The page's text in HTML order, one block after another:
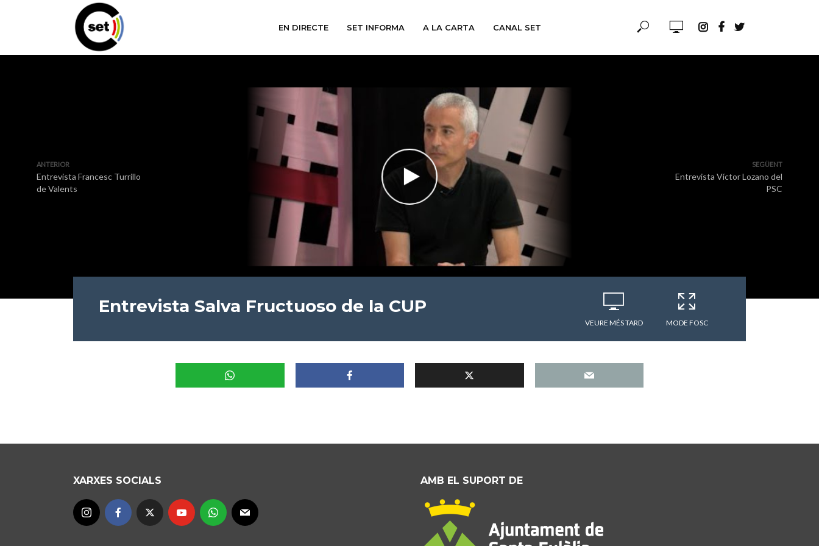
EN DIRECTE SET INFORMA A LA CARTA CANAL SET
ANTERIOR
Entrevista Francesc Turrillo
de Valents
SEGÜENT
Entrevista Víctor Lozano del
PSC
Entrevista Salva Fructuoso de la CUP
VEURE MÉS TARD MODE FOSC
XARXES SOCIALS AMB EL SUPORT DE